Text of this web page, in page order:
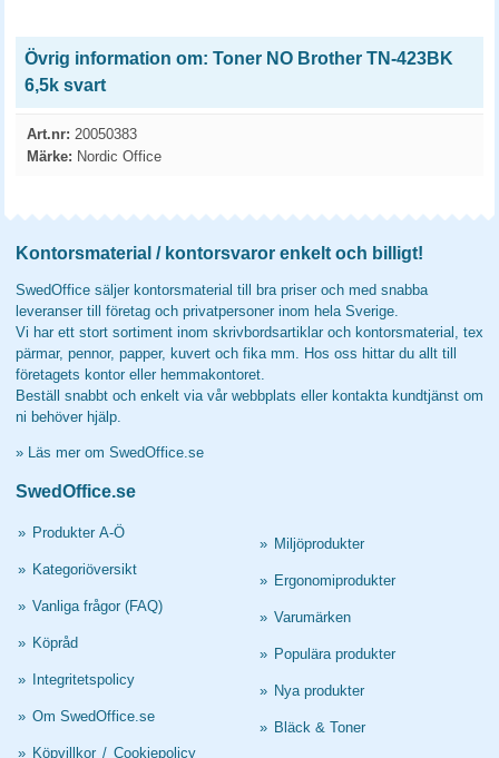
Övrig information om: Toner NO Brother TN-423BK
6,5k svart
Art.nr: 20050383
Märke: Nordic Office
Kontorsmaterial / kontorsvaror enkelt och billigt!
SwedOffice säljer kontorsmaterial till bra priser och med snabba
leveranser till företag och privatpersoner inom hela Sverige.
Vi har ett stort sortiment inom skrivbordsartiklar och kontorsmaterial, tex
pärmar, pennor, papper, kuvert och fika mm. Hos oss hittar du allt till
företagets kontor eller hemmakontoret.
Beställ snabbt och enkelt via vår webbplats eller kontakta kundtjänst om
ni behöver hjälp.
» Läs mer om SwedOffice.se
SwedOffice.se
» Produkter A-Ö
» Kategoriöversikt
» Vanliga frågor (FAQ)
» Köpråd
» Integritetspolicy
» Om SwedOffice.se
» Köpvillkor / Cookiepolicy
» Miljöprodukter
» Ergonomiprodukter
» Varumärken
» Populära produkter
» Nya produkter
» Bläck & Toner